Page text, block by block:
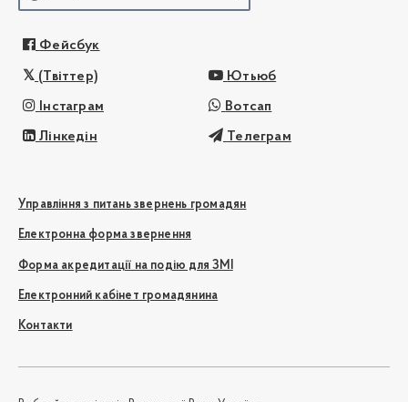
Фейсбук
(Твіттер) Ютьюб
Інстаграм Вотсап
Лінкедін Телеграм
Управління з питань звернень громадян
Електронна форма звернення
Форма акредитації на подію для ЗМІ
Електронний кабінет громадянина
Контакти